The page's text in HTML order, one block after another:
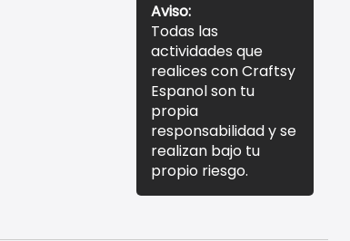
Aviso:
Todas las
actividades que
realices con Craftsy
Espanol son tu
propia
responsabilidad y se
realizan bajo tu
propio riesgo.